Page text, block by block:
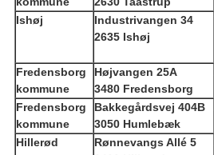
Ishøj
Industrivangen 34
2635 Ishøj
Fredensborg
kommune
Højvangen 25A
3480 Fredensborg
Fredensborg
kommune
Bakkegårdsvej 404B
3050 Humlebæk
Hillerød
Rønnevangs Allé 5